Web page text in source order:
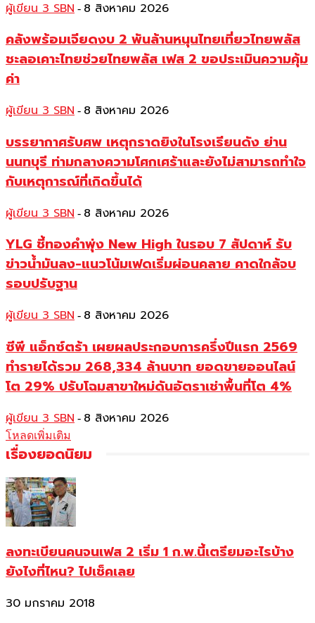
ผู้เขียน 3 SBN - 8 สิงหาคม 2026
คลังพร้อมเจียดงบ 2 พันล้านหนุนไทยเที่ยวไทยพลัส
ชะลอเคาะไทยช่วยไทยพลัส เฟส 2 ขอประเมินความคุ้ม
ค่า
ผู้เขียน 3 SBN - 8 สิงหาคม 2026
บรรยากาศรับศพ เหตุกราดยิงในโรงเรียนดัง ย่าน
นนทบุรี ท่ามกลางความโศกเศร้าและยังไม่สามารถทำใจ
กับเหตุการณ์ที่เกิดขึ้นได้
ผู้เขียน 3 SBN - 8 สิงหาคม 2026
YLG ชี้ทองคำพุ่ง New High ในรอบ 7 สัปดาห์ รับ
ข่าวน้ำมันลง-แนวโน้มเฟดเริ่มผ่อนคลาย คาดใกล้จบ
รอบปรับฐาน
ผู้เขียน 3 SBN - 8 สิงหาคม 2026
ซีพี แอ็กซ์ตร้า เผยผลประกอบการครึ่งปีแรก 2569
ทำรายได้รวม 268,334 ล้านบาท ยอดขายออนไลน์
โต 29% ปรับโฉมสาขาใหม่ดันอัตราเช่าพื้นที่โต 4%
ผู้เขียน 3 SBN - 8 สิงหาคม 2026
โหลดเพิ่มเติม
เรื่องยอดนิยม
ลงทะเบียนคนจนเฟส 2 เริ่ม 1 ก.พ.นี้เตรียมอะไรบ้าง
ยังไงที่ไหน? ไปเช็คเลย
30 มกราคม 2018